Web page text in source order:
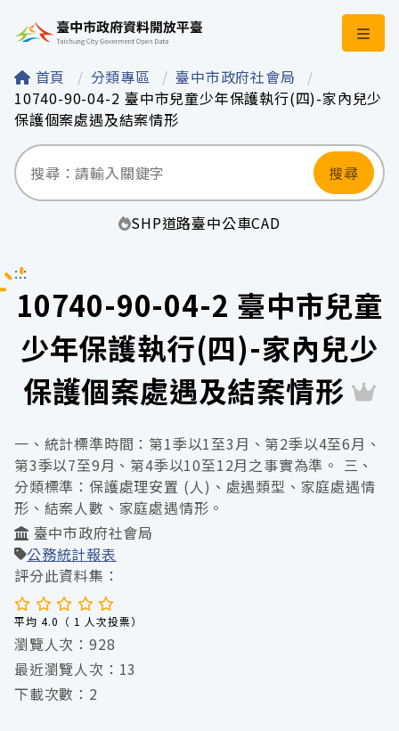
臺中市政府資料開
首頁 分類專區
臺中市政府社會局
10740-90-04-2 臺中市兒童少年保護執行(四)-家內兒少
保護個案處遇及結案情形
搜尋
SHP道路臺中公車CAD
:::
10740-90-04-2 臺中市兒童
少年保護執行(四)-家內兒少
保護個案處遇及結案情形
一、統計標準時間：第1季以1至3月、第2季以4至6月、
第3季以7至9月、第4季以10至12月之事實為準。 三、
分類標準：保護處理安置 (人)、處遇類型、家庭處遇情
形、結案人數、家庭處遇情形。
臺中市政府社會局
公務統計報表
評分此資料集：
平均 4.0（ 1 人次投票）
瀏覽人次：928
最近瀏覽人次：13
下載次數：2